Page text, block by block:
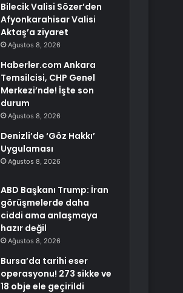
Bilecik Valisi Sözer’den
Afyonkarahisar Valisi
Aktaş’a ziyaret
Ağustos 8, 2026
Haberler.com Ankara
Temsilcisi, CHP Genel
Merkezi’nde! İşte son
durum
Ağustos 8, 2026
Denizli’de ‘Göz Hakkı’
Uygulaması
Ağustos 8, 2026
ABD Başkanı Trump: İran
görüşmelerde daha
ciddi ama anlaşmaya
hazır değil
Ağustos 8, 2026
Bursa’da tarihi eser
operasyonu! 273 sikke ve
18 obje ele geçirildi